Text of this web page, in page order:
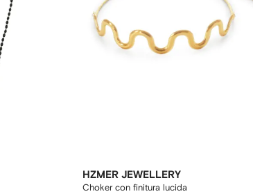
HZMER JEWELLERY
Choker con finitura lucida